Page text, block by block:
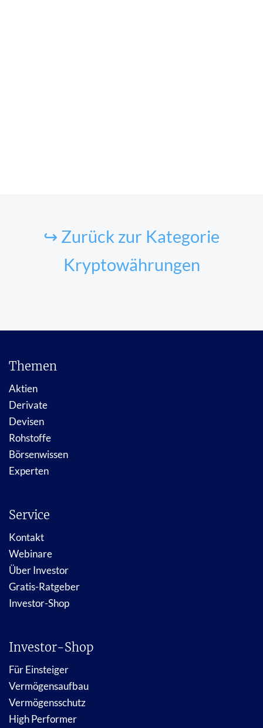
↪ Zurück zur Kategorie
Kryptowährungen
Themen
Aktien
Derivate
Devisen
Rohstoffe
Börsenwissen
Experten
Service
Kontakt
Webinare
Über Investor
Gratis-Ratgeber
Investor-Shop
Investor-Shop
Für Einsteiger
Vermögensaufbau
Vermögensschutz
High Performer